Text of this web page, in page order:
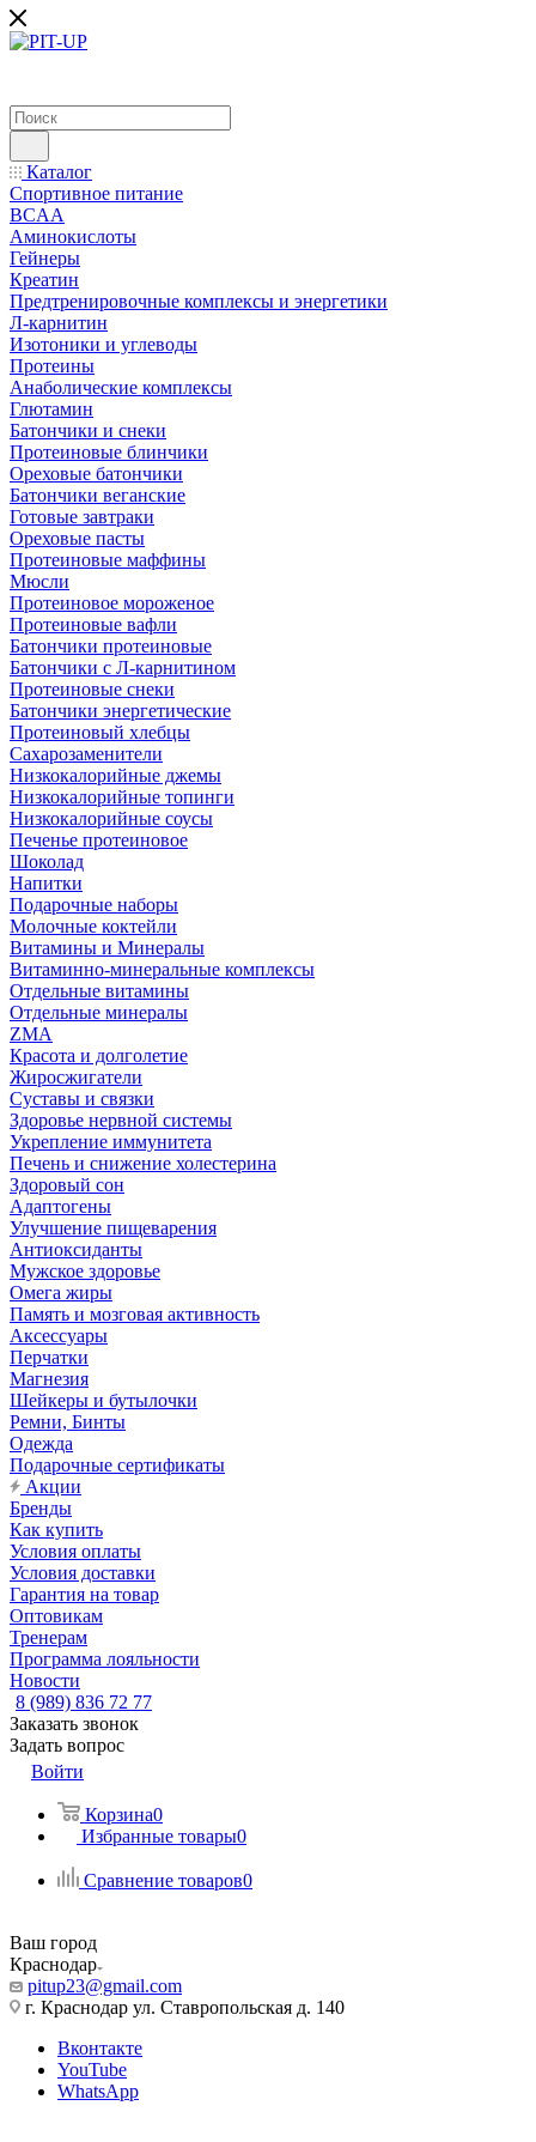
Каталог
Спортивное питание
BCAA
Аминокислоты
Гейнеры
Креатин
Предтренировочные комплексы и энергетики
Л-карнитин
Изотоники и углеводы
Протеины
Анаболические комплексы
Глютамин
Батончики и снеки
Протеиновые блинчики
Ореховые батончики
Батончики веганские
Готовые завтраки
Ореховые пасты
Протеиновые маффины
Мюсли
Протеиновое мороженое
Протеиновые вафли
Батончики протеиновые
Батончики с Л-карнитином
Протеиновые снеки
Батончики энергетические
Протеиновый хлебцы
Сахарозаменители
Низкокалорийные джемы
Низкокалорийные топинги
Низкокалорийные соусы
Печенье протеиновое
Шоколад
Напитки
Подарочные наборы
Молочные коктейли
Витамины и Минералы
Витаминно-минеральные комплексы
Отдельные витамины
Отдельные минералы
ZMA
Красота и долголетие
Жиросжигатели
Суставы и связки
Здоровье нервной системы
Укрепление иммунитета
Печень и снижение холестерина
Здоровый сон
Адаптогены
Улучшение пищеварения
Антиоксиданты
Мужское здоровье
Омега жиры
Память и мозговая активность
Аксессуары
Перчатки
Магнезия
Шейкеры и бутылочки
Ремни, Бинты
Одежда
Подарочные сертификаты
Акции
Бренды
Как купить
Условия оплаты
Условия доставки
Гарантия на товар
Оптовикам
Тренерам
Программа лояльности
Новости
8 (989) 836 72 77
Заказать звонок
Задать вопрос
Войти
Корзина0
Избранные товары0
Сравнение товаров0
Ваш город
Краснодар
pitup23@gmail.com
г. Краснодар ул. Ставропольская д. 140
Вконтакте
YouTube
WhatsApp